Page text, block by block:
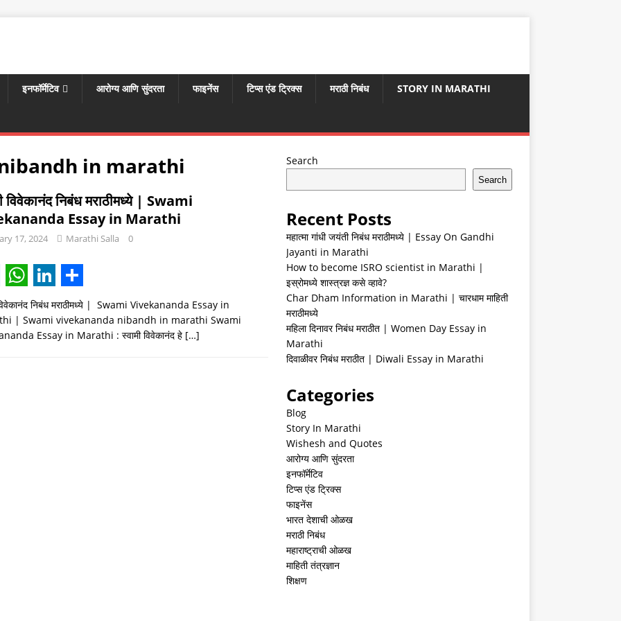
इनफॉर्मेटिव आरोग्य आणि सुंदरता फाइनेंस टिप्स एंड ट्रिक्स मराठी निबंध STORY IN MARATHI
in marathi
विवेकानंद निबंध मराठीमध्ये | Swami
Essay in Marathi
17, 2024 Marathi Salla 0
W
h
a
L
i
n
S
h
a
विवेकानंद निबंध मराठीमध्ये | Swami Vivekananda Essay in
| Swami vivekananda nibandh in marathi Swami
Essay in Marathi : स्वामी विवेकानंद हे […]
Search
Search
Recent Posts
महात्मा गांधी जयंती निबंध मराठीमध्ये | Essay On Gandhi
Jayanti in Marathi
How to become ISRO scientist in Marathi |
इस्रोमध्ये शास्त्रज्ञ कसे व्हावे?
Char Dham Information in Marathi | चारधाम माहिती
मराठीमध्ये
महिला दिनावर निबंध मराठीत | Women Day Essay in
Marathi
दिवाळीवर निबंध मराठीत | Diwali Essay in Marathi
Categories
Blog
Story In Marathi
Wishesh and Quotes
आरोग्य आणि सुंदरता
इनफॉर्मेटिव
टिप्स एंड ट्रिक्स
फाइनेंस
भारत देशाची ओळख
मराठी निबंध
महाराष्ट्राची ओळख
माहिती तंत्रज्ञान
शिक्षण